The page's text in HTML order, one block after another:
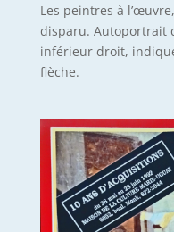
Les peintres à
disparu. Autoportrait
inférieur droit,
flèche.